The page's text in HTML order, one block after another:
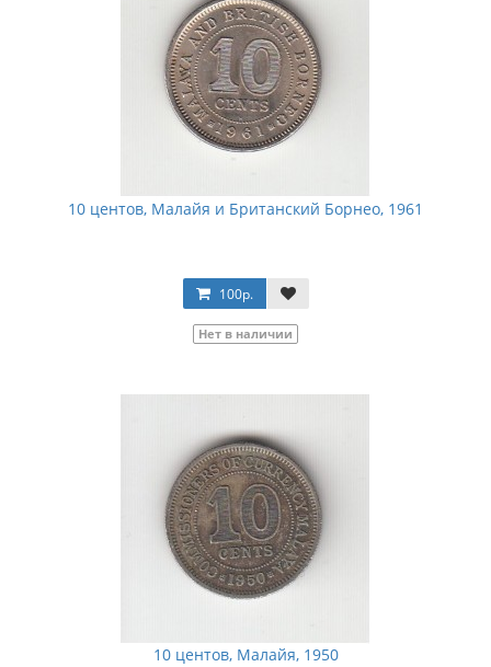
10 центов, Малайя и Британский Борнео, 1961
100р.
Нет в наличии
10 центов, Малайя, 1950